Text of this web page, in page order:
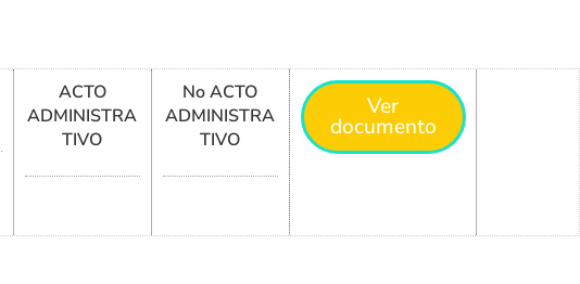
ACTO
ADMINISTRA
TIVO
No ACTO
ADMINISTRA
TIVO
Ver
documento